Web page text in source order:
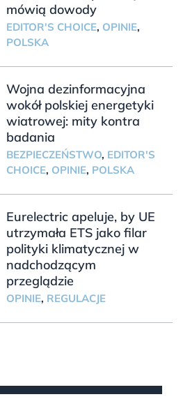
mówią dowody
EDITOR'S CHOICE, OPINIE,
POLSKA
Wojna dezinformacyjna
wokół polskiej energetyki
wiatrowej: mity kontra
badania
BEZPIECZEŃSTWO, EDITOR'S
CHOICE, OPINIE, POLSKA
Eurelectric apeluje, by UE
utrzymała ETS jako filar
polityki klimatycznej w
nadchodzącym
przeglądzie
OPINIE, REGULACJE